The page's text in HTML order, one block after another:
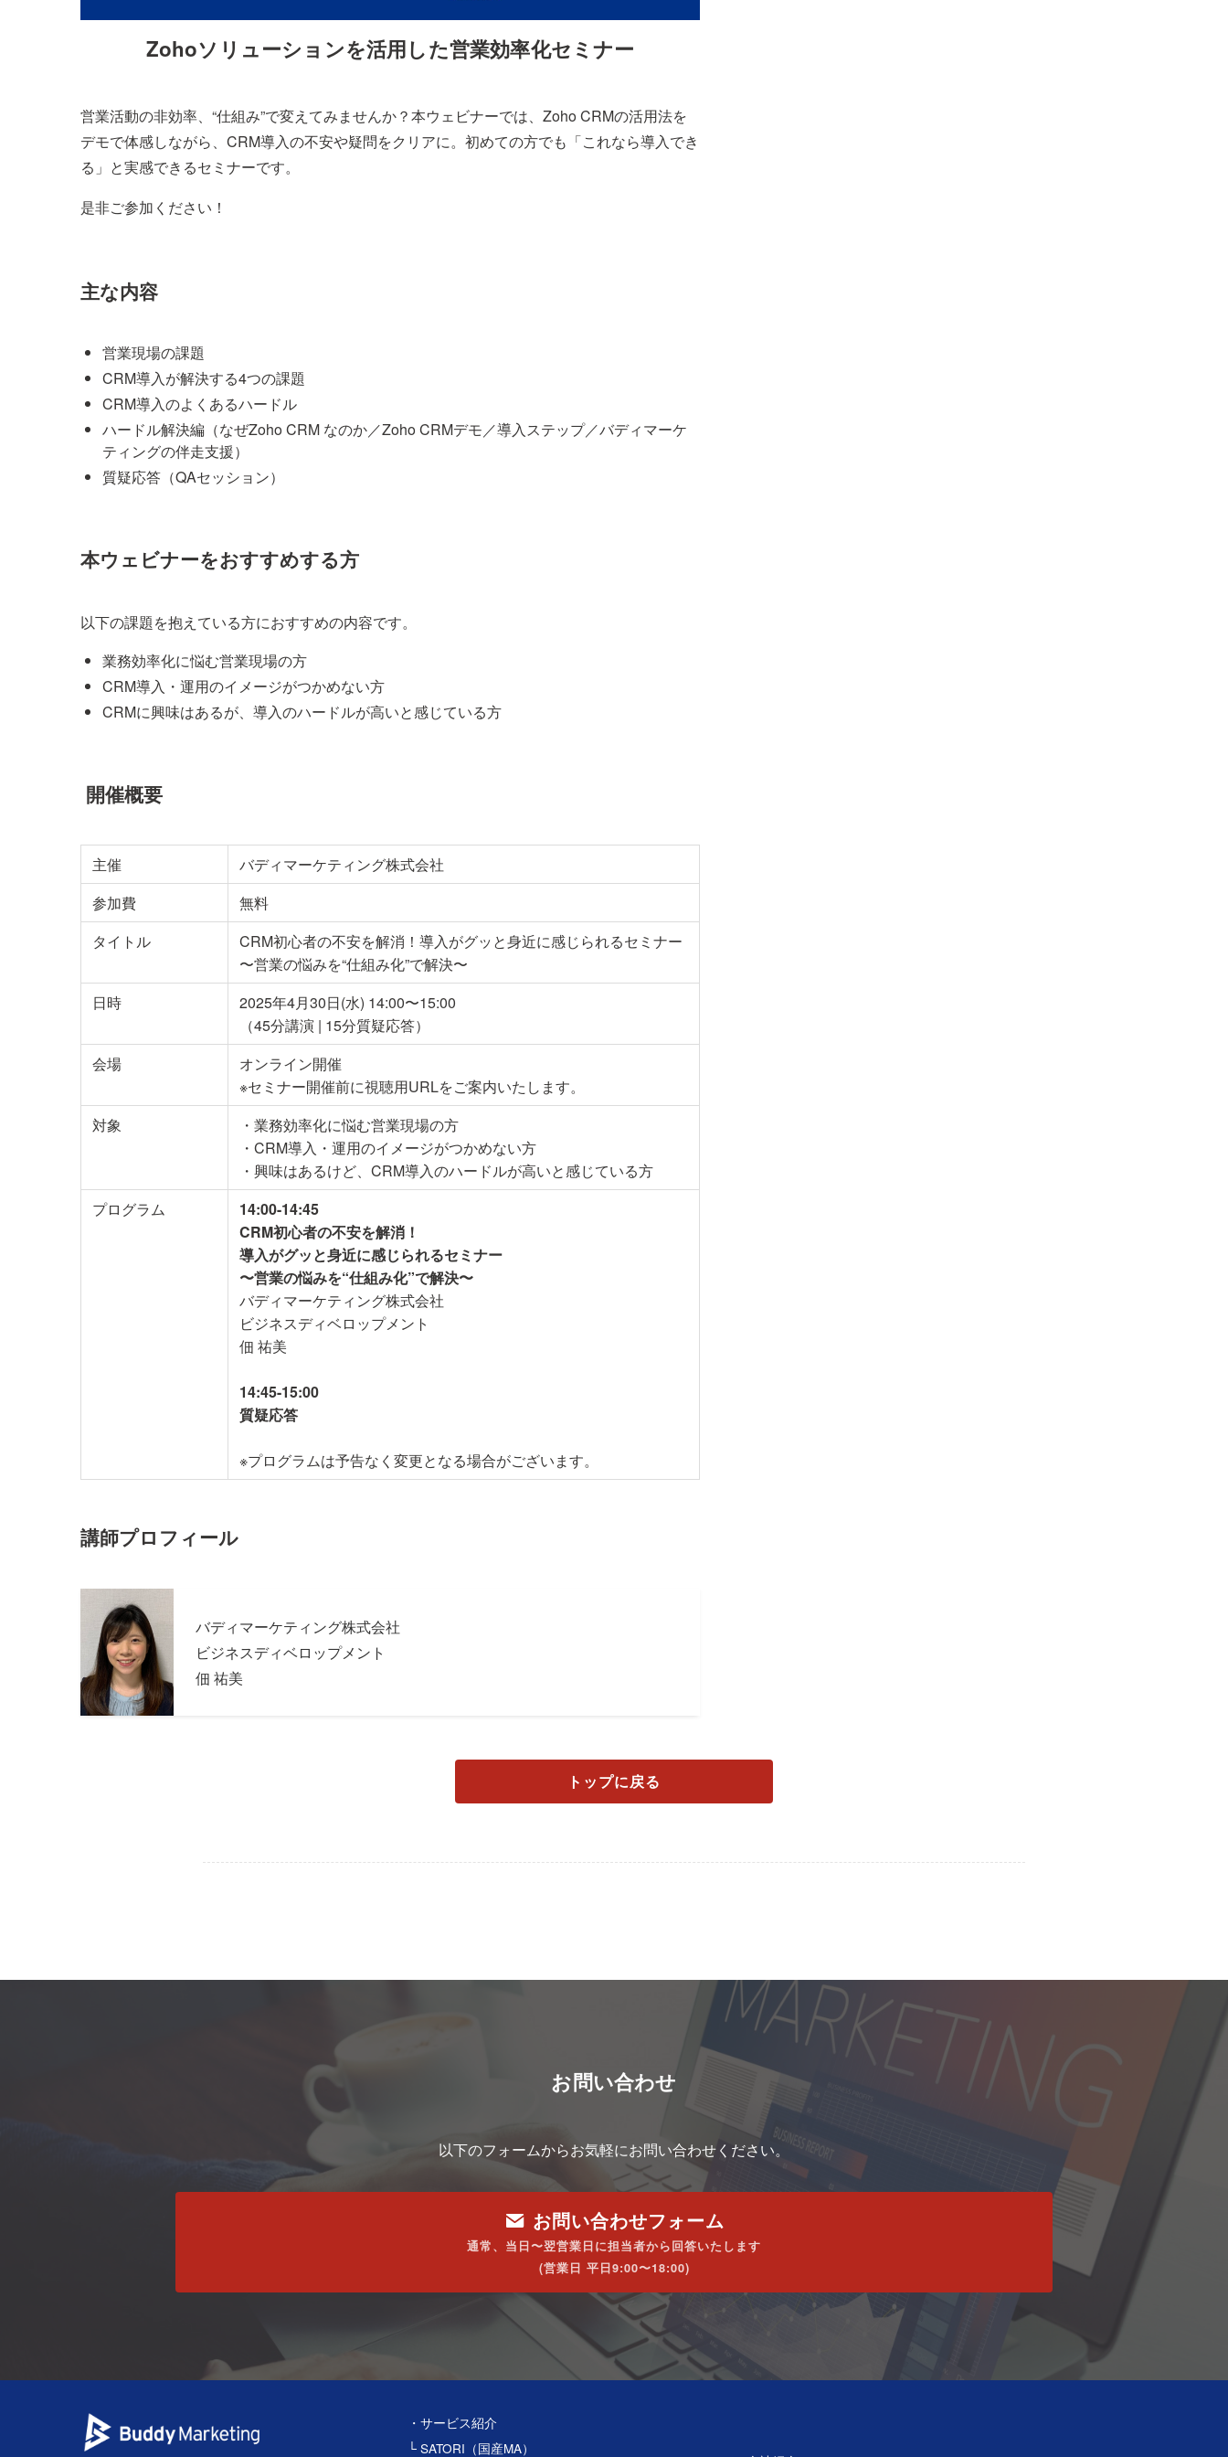
Zohoソリューションを活用した営業効率化セミナー
営業活動の非効率、“仕組み”で変えてみませんか？本ウェビナーでは、Zoho CRMの活用法を
デモで体感しながら、CRM導入の不安や疑問をクリアに。初めての方でも「これなら導入でき
る」と実感できるセミナーです。
是非ご参加ください！
主な内容
営業現場の課題
CRM導入が解決する4つの課題
CRM導入のよくあるハードル
ハードル解決編（なぜZoho CRM なのか／Zoho CRMデモ／導入ステップ／バディマーケ
ティングの伴走支援）
質疑応答（QAセッション）
本ウェビナーをおすすめする方
以下の課題を抱えている方におすすめの内容です。
業務効率化に悩む営業現場の方
CRM導入・運用のイメージがつかめない方
CRMに興味はあるが、導入のハードルが高いと感じている方
開催概要
主催
バディマーケティング株式会社
参加費
無料
タイトル
CRM初心者の不安を解消！導入がグッと身近に感じられるセミナー
〜営業の悩みを“仕組み化”で解決〜
日時
2025年4月30日(水) 14:00〜15:00
（45分講演 | 15分質疑応答）
会場
オンライン開催
※セミナー開催前に視聴用URLをご案内いたします。
対象
・業務効率化に悩む営業現場の方
・CRM導入・運用のイメージがつかめない方
・興味はあるけど、CRM導入のハードルが高いと感じている方
プログラム
14:00-14:45
CRM初心者の不安を解消！
導入がグッと身近に感じられるセミナー
〜営業の悩みを“仕組み化”で解決〜
バディマーケティング株式会社
ビジネスディベロップメント
佃 祐美
14:45-15:00
質疑応答
※プログラムは予告なく変更となる場合がございます。
講師プロフィール
バディマーケティング株式会社
ビジネスディベロップメント
佃 祐美
トップに戻る
お問い合わせ
以下のフォームからお気軽にお問い合わせください。
お問い合わせフォーム
通常、当日〜翌営業日に担当者から回答いたします
(営業日 平日9:00〜18:00)
・サービス紹介
└ SATORI（国産MA）